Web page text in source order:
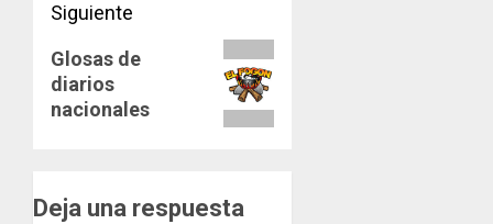
Siguiente
Siguiente
entrada:
Glosas de
diarios
nacionales
Deja una respuesta